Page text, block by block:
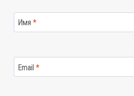
Имя *
Email *